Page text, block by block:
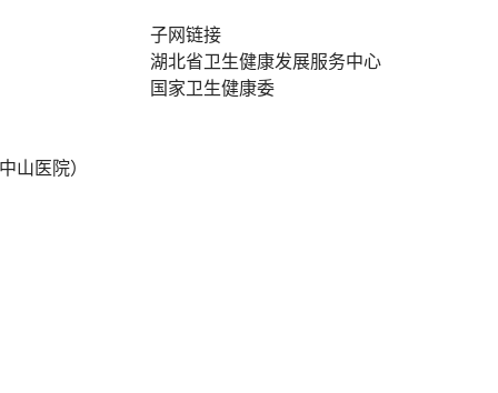
山医院）
子网链接
湖北省卫生健康发展服务中心
国家卫生健康委